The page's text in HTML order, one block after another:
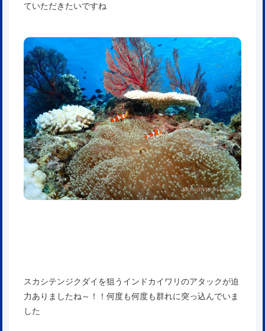
ていただきたいですね
スカシテンジクダイを狙うインドカイワリのアタックが迫
力ありましたね～！！何度も何度も群れに突っ込んでいま
した